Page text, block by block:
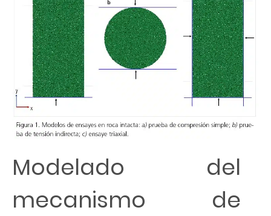
Modelado del
mecanismo de